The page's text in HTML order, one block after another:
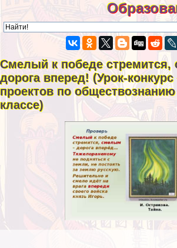
Смелый к победе
дорога вперед! (Урок-
проектов по
классе)